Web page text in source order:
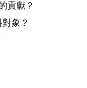
貢獻？
象？